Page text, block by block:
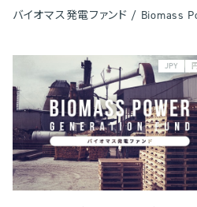
バイオマス発電ファンド / Biomass
JPY